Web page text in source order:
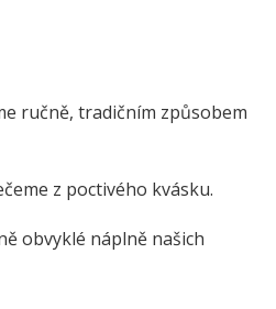
ručně, tradičním způsobem
z poctivého kvásku.
obvyklé náplně našich